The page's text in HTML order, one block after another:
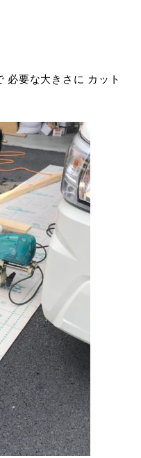
必要な大きさに カット